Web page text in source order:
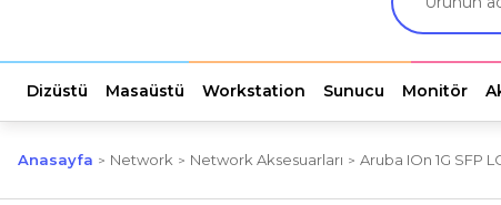
Dizüstü Masaüstü Workstation Sunucu Monitör
Anasayfa Network Network Aksesuarları Aruba IOn 1G SFP